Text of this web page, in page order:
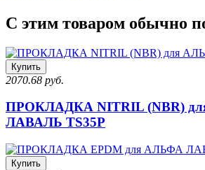
С этим товаром обычно
Купить
2070.68 руб.
ПРОКЛАДКА NITRIL (NBR)
ЛАВАЛЬ TS35P
Купить